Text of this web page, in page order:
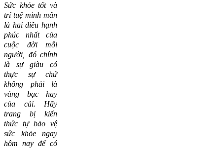
Sức khỏe tốt và
trí tuệ minh mẫn
là hai điều hạnh
phúc nhất của
cuộc đời mỗi
người, đó chính
là sự giàu có
thực sự chứ
không phải là
vàng bạc hay
của cải. Hãy
trang bị kiến
thức tự bảo vệ
sức khỏe ngay
hôm nay để có